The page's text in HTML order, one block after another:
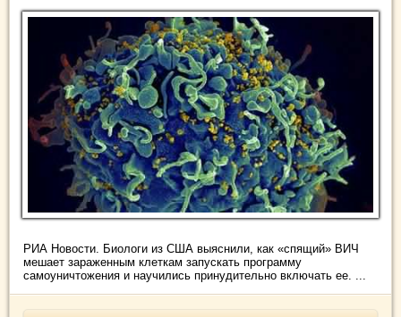
РИА Новости. Биологи из США выяснили, как «спящий» ВИЧ
мешает зараженным клеткам запускать программу
самоуничтожения и научились принудительно включать ее. ...